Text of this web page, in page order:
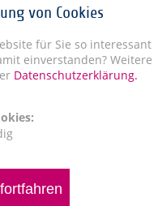
von Cookies
für Sie so interessant
einverstanden? Weitere
Datenschutzerklärung.